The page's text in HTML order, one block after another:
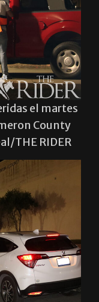
el martes
County
THE RIDER